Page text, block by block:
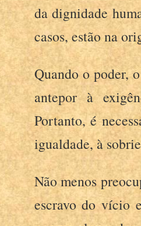
da dignidade
casos, estão na
Quando o poder,
antepor à
Portanto, é
igualdade, à
Não menos
escravo do vício